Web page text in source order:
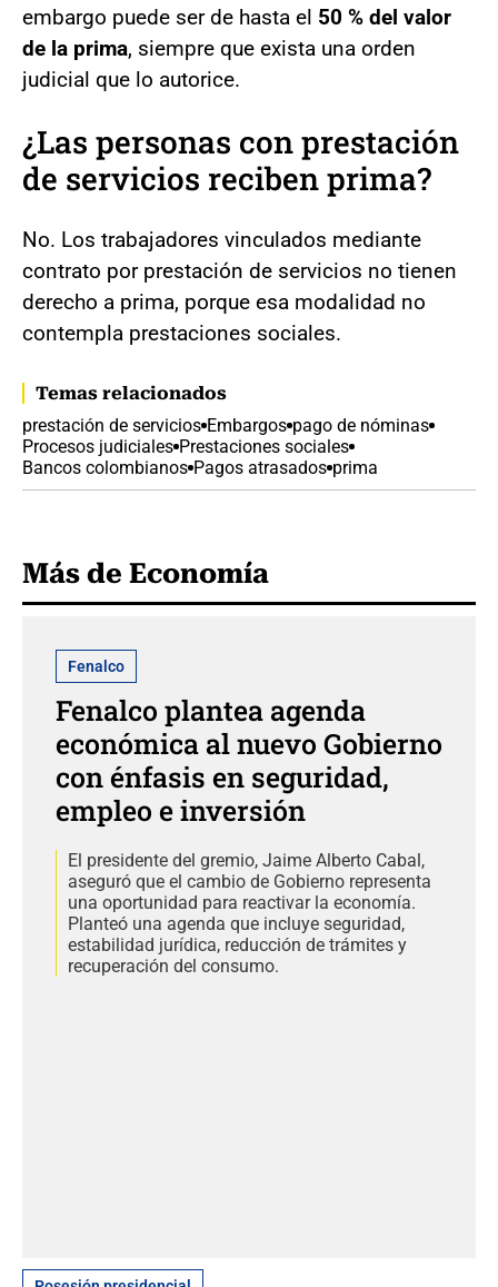
embargo puede ser de hasta el 50 % del valor
de la prima, siempre que exista una orden
judicial que lo autorice.
¿Las personas con prestación
de servicios reciben prima?
No. Los trabajadores vinculados mediante
contrato por prestación de servicios no tienen
derecho a prima, porque esa modalidad no
contempla prestaciones sociales.
Temas relacionados
prestación de servicios Embargos pago de nóminas
Procesos judiciales Prestaciones sociales
Bancos colombianos Pagos atrasados prima
Más de Economía
Fenalco
Fenalco plantea agenda
económica al nuevo Gobierno
con énfasis en seguridad,
empleo e inversión
El presidente del gremio, Jaime Alberto Cabal,
aseguró que el cambio de Gobierno representa
una oportunidad para reactivar la economía.
Planteó una agenda que incluye seguridad,
estabilidad jurídica, reducción de trámites y
recuperación del consumo.